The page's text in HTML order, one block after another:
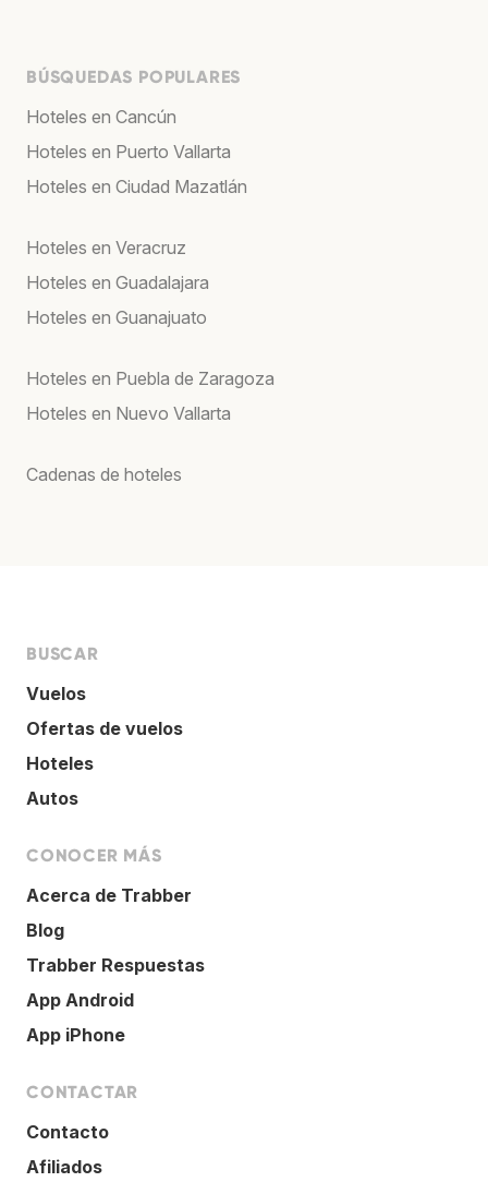
BÚSQUEDAS POPULARES
Hoteles en Cancún
Hoteles en Puerto Vallarta
Hoteles en Ciudad Mazatlán
Hoteles en Veracruz
Hoteles en Guadalajara
Hoteles en Guanajuato
Hoteles en Puebla de Zaragoza
Hoteles en Nuevo Vallarta
Cadenas de hoteles
BUSCAR
Vuelos
Ofertas de vuelos
Hoteles
Autos
CONOCER MÁS
Acerca de Trabber
Blog
Trabber Respuestas
App Android
App iPhone
CONTACTAR
Contacto
Afiliados